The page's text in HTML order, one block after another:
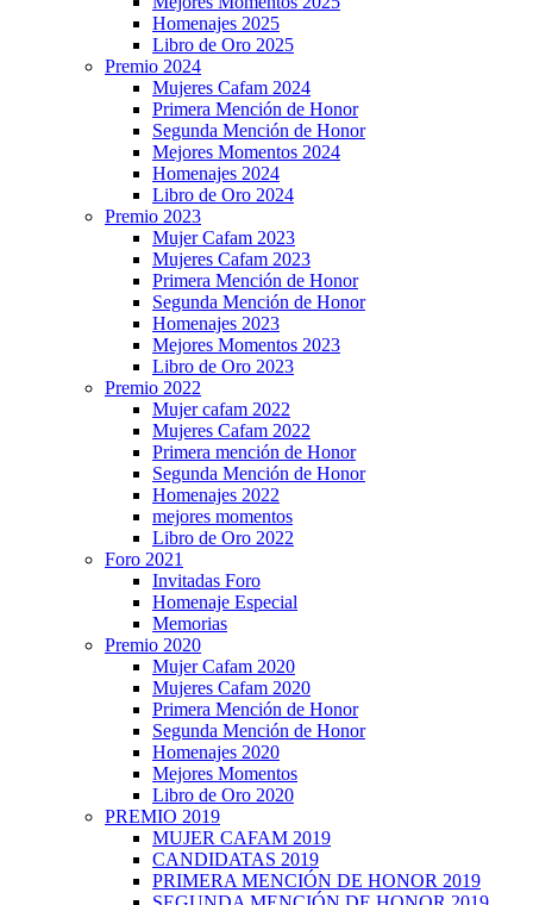
Homenajes 2025
Libro de Oro 2025
Premio 2024
Mujeres Cafam 2024
Primera Mención de Honor
Segunda Mención de Honor
Mejores Momentos 2024
Homenajes 2024
Libro de Oro 2024
Premio 2023
Mujer Cafam 2023
Mujeres Cafam 2023
Primera Mención de Honor
Segunda Mención de Honor
Homenajes 2023
Mejores Momentos 2023
Libro de Oro 2023
Premio 2022
Mujer cafam 2022
Mujeres Cafam 2022
Primera mención de Honor
Segunda Mención de Honor
Homenajes 2022
mejores momentos
Libro de Oro 2022
Foro 2021
Invitadas Foro
Homenaje Especial
Memorias
Premio 2020
Mujer Cafam 2020
Mujeres Cafam 2020
Primera Mención de Honor
Segunda Mención de Honor
Homenajes 2020
Mejores Momentos
Libro de Oro 2020
PREMIO 2019
MUJER CAFAM 2019
CANDIDATAS 2019
PRIMERA MENCIÓN DE HONOR 2019